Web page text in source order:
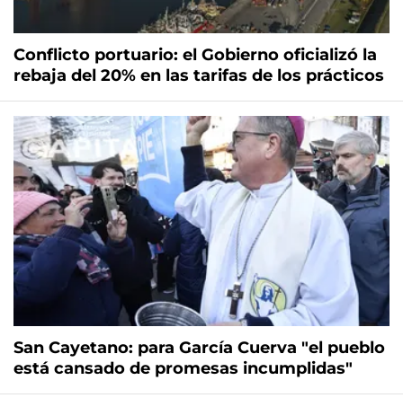
Conflicto portuario: el Gobierno oficializó la
rebaja del 20% en las tarifas de los prácticos
San Cayetano: para García Cuerva "el pueblo
está cansado de promesas incumplidas"